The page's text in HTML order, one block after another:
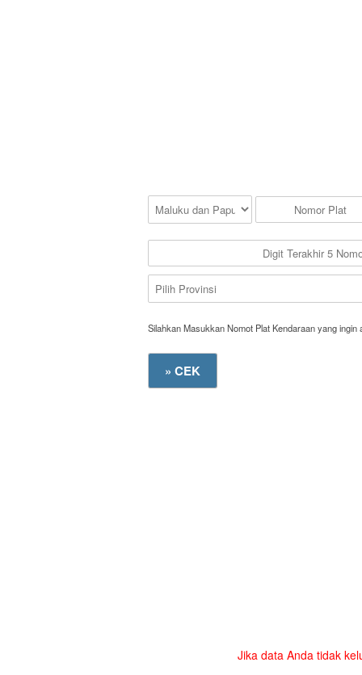
Silahkan Masukkan Nomot Plat Kendaraan yang ingin
Jika data Anda tidak